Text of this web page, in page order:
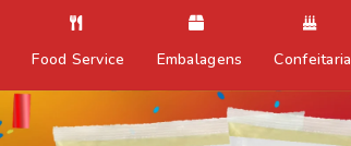
Food Service Embalagens Confeitaria